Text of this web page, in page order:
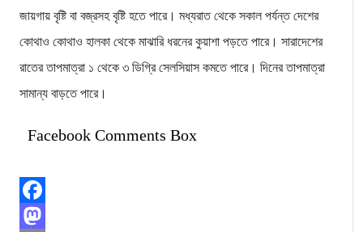
জায়গায় বৃষ্টি বা বজ্রসহ বৃষ্টি হতে পারে। মধ্যরাত থেকে সকাল পর্যন্ত দেশের
কোথাও কোথাও হালকা থেকে মাঝারি ধরনের কুয়াশা পড়তে পারে। সারাদেশের
রাতের তাপমাত্রা ১ থেকে ৩ ডিগ্রি সেলসিয়াস কমতে পারে। দিনের তাপমাত্রা
সামান্য বাড়তে পারে।
Facebook Comments Box
Facebook